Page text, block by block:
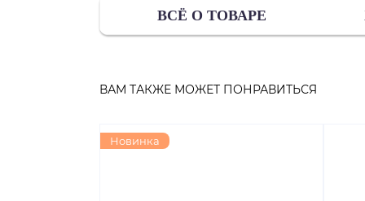
ВСЁ О ТОВАРЕ
ВАМ ТАКЖЕ МОЖЕТ ПОНРАВИТЬСЯ
Новинка